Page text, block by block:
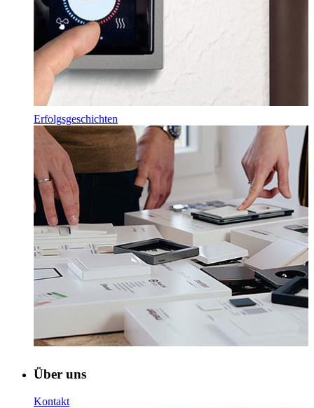
Erfolgsgeschichten
Über uns
Kontakt